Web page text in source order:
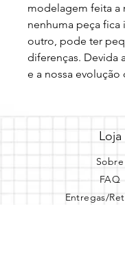
modelagem feita a
nenhuma peça fica
outro, pode ter
diferenças. Devida
e a nossa evolução
Loja
Sobre
FAQ
Entregas/